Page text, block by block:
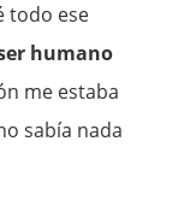
todo ese
humano
me estaba
sabía nada